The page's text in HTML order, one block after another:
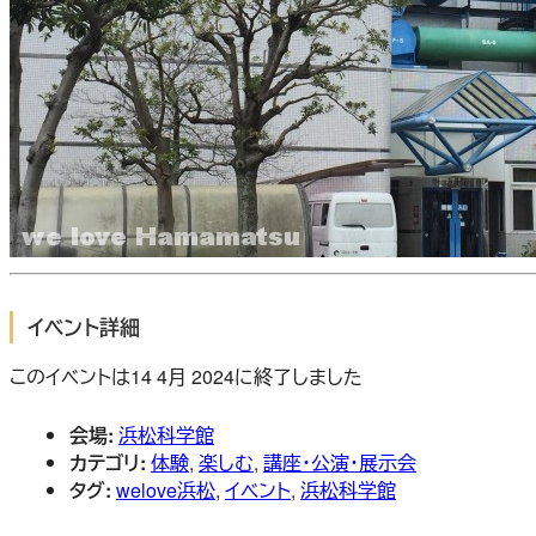
イベント詳細
このイベントは14 4月 2024に終了しました
会場: 浜松科学館
カテゴリ: 体験, 楽しむ, 講座・公演・展示会
タグ: welove浜松, イベント, 浜松科学館